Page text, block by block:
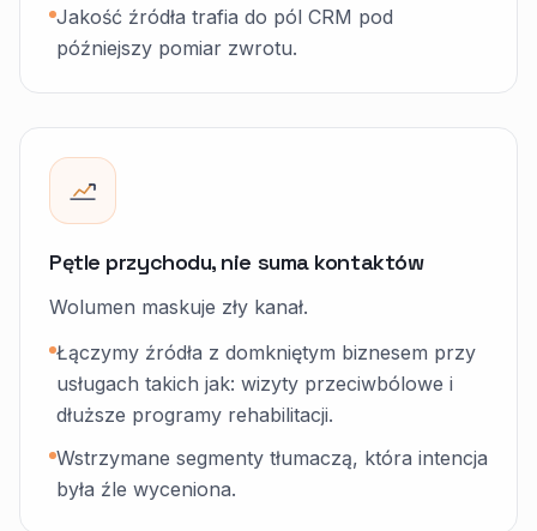
Jakość źródła trafia do pól CRM pod
późniejszy pomiar zwrotu.
Pętle przychodu, nie suma kontaktów
Wolumen maskuje zły kanał.
Łączymy źródła z domkniętym biznesem przy
usługach takich jak: wizyty przeciwbólowe i
dłuższe programy rehabilitacji.
Wstrzymane segmenty tłumaczą, która intencja
była źle wyceniona.